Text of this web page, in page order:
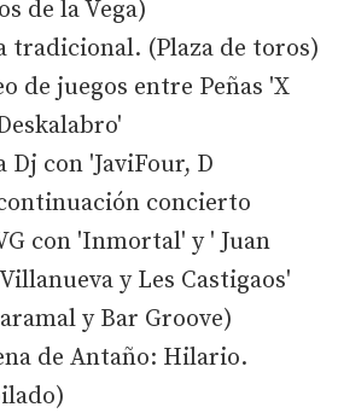
de la Vega)
tradicional. (Plaza de toros)
de juegos entre Peñas 'X
Dj con 'JaviFour, D
concierto
con 'Inmortal' y ' Juan
y Les Castigaos'
y Bar Groove)
de Antaño: Hilario.